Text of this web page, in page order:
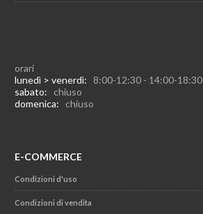
orari
lunedì > venerdì: 8:00-12:30 - 14:00-18:30
sabato: chiuso
domenica: chiuso
E-COMMERCE
Condizioni d'uso
Condizioni di vendita